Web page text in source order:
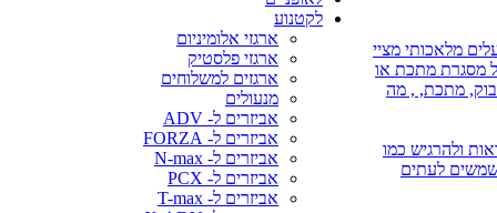
לקטנוע
ארגזי אלומיניום
ארגזי פלסטיק
ארגזים למשלוחים
מנעולים
אביזרים ל- ADV
אביזרים ל- FORZA
אביזרים ל- N-max
אביזרים ל- PCX
אביזרים ל- T-max
מלאכותי מציי
מסגרת מתכת או
מתכת, , מה
ולהרגיש כמו
לעתים